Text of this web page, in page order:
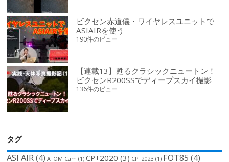
ビクセン赤道儀・ワイヤレスユニットで
ASIAIRを使う
190件のビュー
【連載13】甦るクラシックニュートン！
ビクセンR200SSでディープスカイ撮影
136件のビュー
タグ
ASI AIR(4) ATOM Cam (1) CP+2020 (3) CP+2023 (1) FOT85 (4)